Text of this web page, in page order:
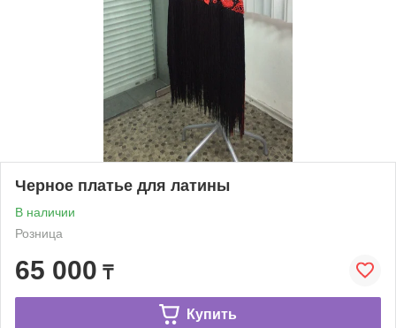
Черное платье для латины
В наличии
Розница
65 000 ₸
Купить